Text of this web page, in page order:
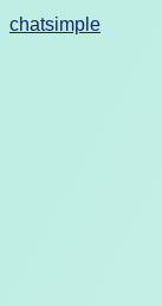
chatsimple